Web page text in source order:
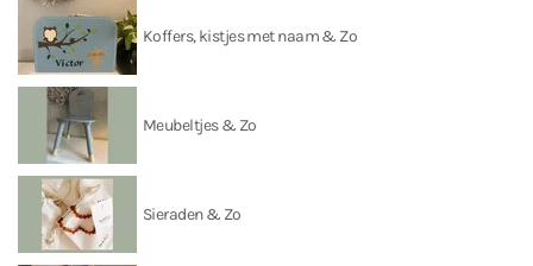
Koffers, kistjes met naam & Zo
Meubeltjes & Zo
Sieraden & Zo